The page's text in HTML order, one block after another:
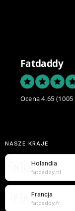
Fatdaddy
Ocena 4.65
NASZE KRAJE
Holandia
fatdaddy.nl
Francja
fatdaddy.fr